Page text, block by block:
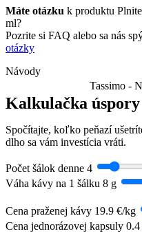
Máte otázku k produktu
ml?
Pozrite si FAQ alebo sa nás
otázky
Návody
Tassimo -
Kalkulačka úspory
Spočítajte, koľko peňazí
dlho sa vám investícia vráti.
Počet šálok denne 4
Váha kávy na 1 šálku 8 g
Cena praženej kávy 19.9 €/kg
Cena jednorázovej kapsuly